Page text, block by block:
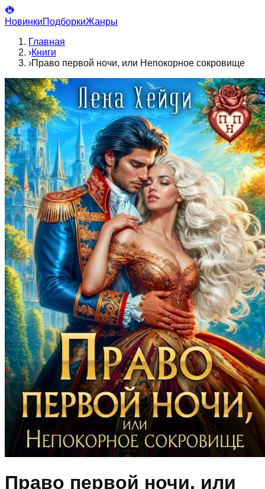
НовинкиПодборкиЖанры
Главная
›Книги
›Право первой ночи, или Непокорное сокровище
Право первой ночи, или